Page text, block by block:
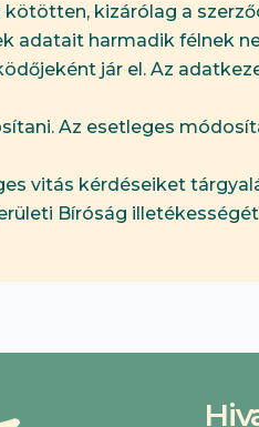
kizárólag a
harmadik félnek
jár el. Az
Az esetleges
vitás kérdéseiket
Bíróság